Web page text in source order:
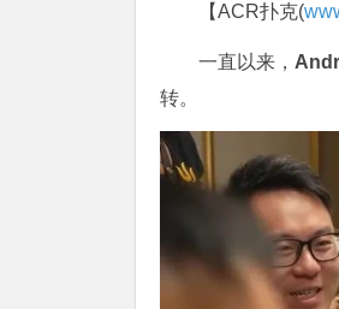
【ACR扑克(
一直以来，
转。